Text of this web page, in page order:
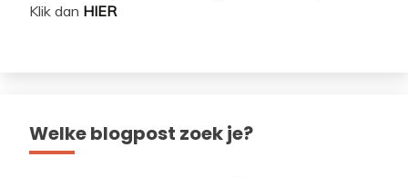
Klik dan HIER
Welke blogpost zoek je?